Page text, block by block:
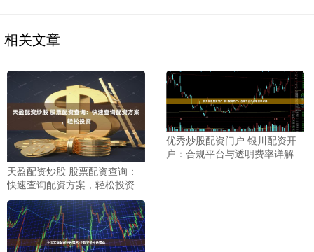
相关文章
天盈配资炒股 股票配资查询：
快速查询配资方案，轻松投资
优秀炒股配资门户 银川配资开
户：合规平台与透明费率详解